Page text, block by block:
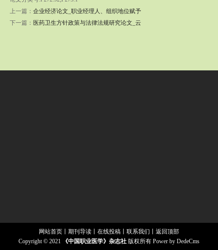
上一篇： 企业经济论文_职业经理人、组织地位赋予
下一篇： 医药卫生方针政策与法律法规研究论文_云
网站首页 期刊导读 在线投稿 联系我们
返回顶部
Copyright © 2021
《中国职业医学》杂志社 版权所有 Power by DedeCms